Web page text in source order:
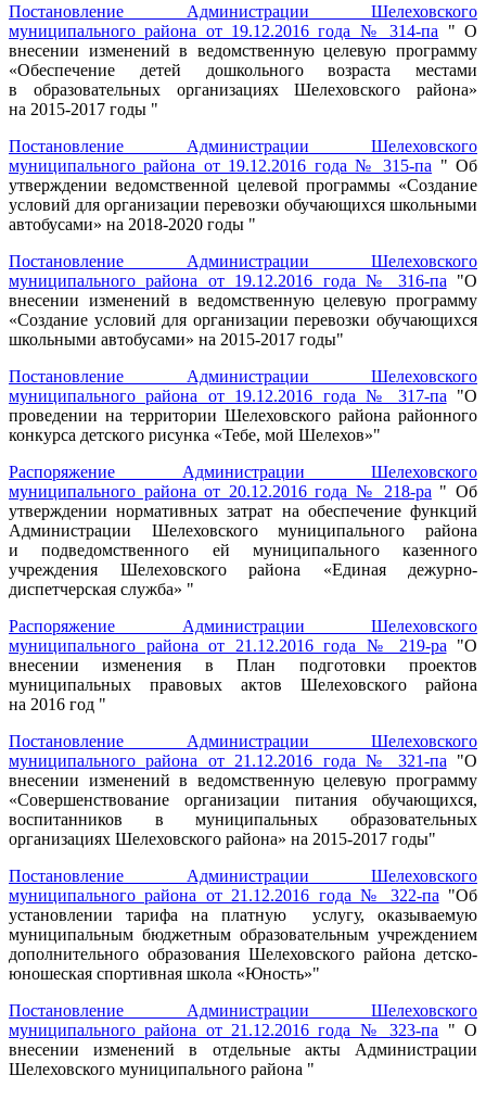
Постановление Администрации Шелеховского
муниципального района от 19.12.2016 года № 314-па " О
внесении изменений в ведомственную целевую программу
«Обеспечение детей дошкольного возраста местами
в образовательных организациях Шелеховского района»
на 2015-2017 годы "
Постановление Администрации Шелеховского
муниципального района от 19.12.2016 года № 315-па " Об
утверждении ведомственной целевой программы «Создание
условий для организации перевозки обучающихся школьными
автобусами» на 2018-2020 годы "
Постановление Администрации Шелеховского
муниципального района от 19.12.2016 года № 316-па "О
внесении изменений в ведомственную целевую программу
«Создание условий для организации перевозки обучающихся
школьными автобусами» на 2015-2017 годы"
Постановление Администрации Шелеховского
муниципального района от 19.12.2016 года № 317-па "О
проведении на территории Шелеховского района районного
конкурса детского рисунка «Тебе, мой Шелехов»"
Распоряжение Администрации Шелеховского
муниципального района от 20.12.2016 года № 218-ра " Об
утверждении нормативных затрат на обеспечение функций
Администрации Шелеховского муниципального района
и подведомственного ей муниципального казенного
учреждения Шелеховского района «Единая дежурно-
диспетчерская служба» "
Распоряжение Администрации Шелеховского
муниципального района от 21.12.2016 года № 219-ра "О
внесении изменения в План подготовки проектов
муниципальных правовых актов Шелеховского района
на 2016 год "
Постановление Администрации Шелеховского
муниципального района от 21.12.2016 года № 321-па "О
внесении изменений в ведомственную целевую программу
«Совершенствование организации питания обучающихся,
воспитанников в муниципальных образовательных
организациях Шелеховского района» на 2015-2017 годы"
Постановление Администрации Шелеховского
муниципального района от 21.12.2016 года № 322-па "Об
установлении тарифа на платную услугу, оказываемую
муниципальным бюджетным образовательным учреждением
дополнительного образования Шелеховского района детско-
юношеская спортивная школа «Юность»"
Постановление Администрации Шелеховского
муниципального района от 21.12.2016 года № 323-па " О
внесении изменений в отдельные акты Администрации
Шелеховского муниципального района "